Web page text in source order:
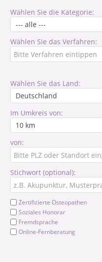
Wählen Sie die Kategorie:
Wählen Sie das Verfahren:
Wählen Sie das Land:
Im Umkreis von:
von:
Stichwort (optional):
Zertifizierte Osteopathen
Soziales Honorar
Fremdsprache
Online-Fernberatung